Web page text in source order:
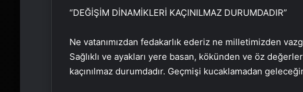
“DEĞİŞİM DİNAMİKLERİ KAÇINILMAZ DURUMDADIR”
Ne vatanımızdan fedakarlık ederiz ne milletimizden
Sağlıklı ve ayakları yere basan, kökünden ve öz
kaçınılmaz durumdadır. Geçmişi kucaklamadan